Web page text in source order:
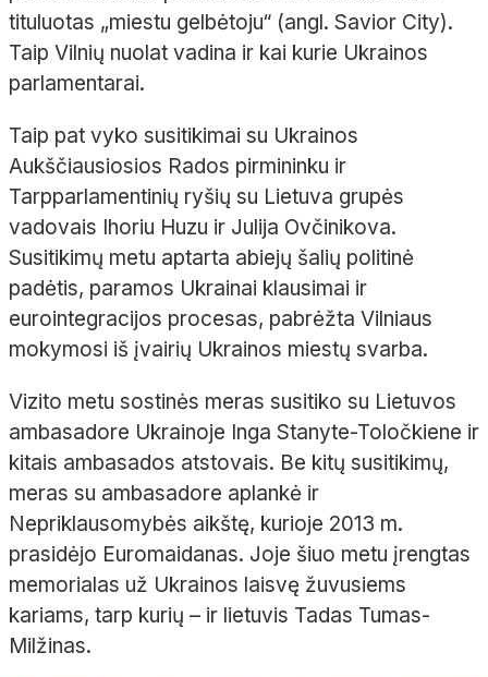
tituluotas „miestu gelbėtoju“ (angl. Savior City).
Taip Vilnių nuolat vadina ir kai kurie Ukrainos
parlamentarai.
Taip pat vyko susitikimai su Ukrainos
Aukščiausiosios Rados pirmininku ir
Tarpparlamentinių ryšių su Lietuva grupės
vadovais Ihoriu Huzu ir Julija Ovčinikova.
Susitikimų metu aptarta abiejų šalių politinė
padėtis, paramos Ukrainai klausimai ir
eurointegracijos procesas, pabrėžta Vilniaus
mokymosi iš įvairių Ukrainos miestų svarba.
Vizito metu sostinės meras susitiko su Lietuvos
ambasadore Ukrainoje Inga Stanyte-Toločkiene ir
kitais ambasados atstovais. Be kitų susitikimų,
meras su ambasadore aplankė ir
Nepriklausomybės aikštę, kurioje 2013 m.
prasidėjo Euromaidanas. Joje šiuo metu įrengtas
memorialas už Ukrainos laisvę žuvusiems
kariams, tarp kurių – ir lietuvis Tadas Tumas-
Milžinas.